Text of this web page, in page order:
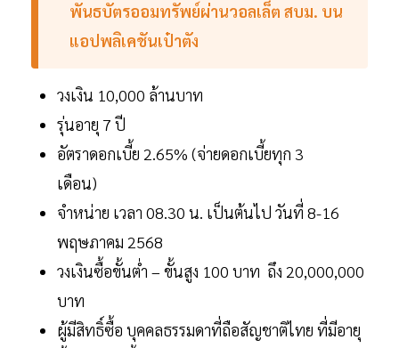
พันธบัตรออมทรัพย์ผ่านวอลเล็ต สบม. บน
แอปพลิเคชันเป๋าตัง
วงเงิน 10,000 ล้านบาท
รุ่นอายุ 7 ปี
อัตราดอกเบี้ย 2.65% (จ่ายดอกเบี้ยทุก 3
เดือน)
จำหน่าย เวลา 08.30 น. เป็นต้นไป วันที่ 8-16
พฤษภาคม 2568
วงเงินซื้อขั้นต่ำ – ขั้นสูง 100 บาท ถึง 20,000,000
บาท
ผู้มีสิทธิ์ซื้อ บุคคลธรรมดาที่ถือสัญชาติไทย ที่มีอายุ